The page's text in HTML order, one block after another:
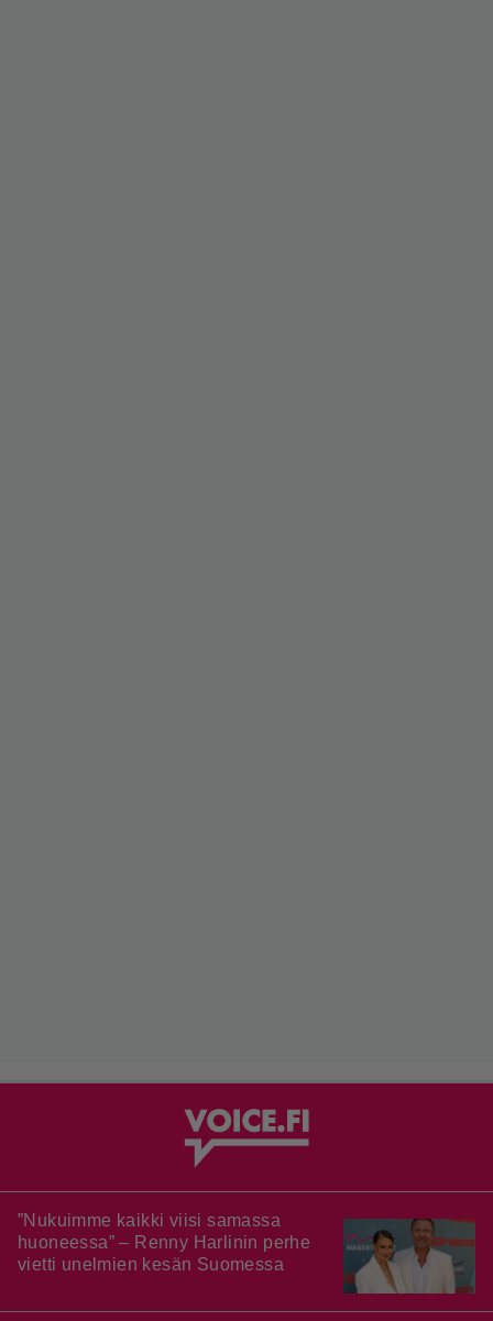
”Nukuimme kaikki viisi samassa
huoneessa” – Renny Harlinin perhe
vietti unelmien kesän Suomessa